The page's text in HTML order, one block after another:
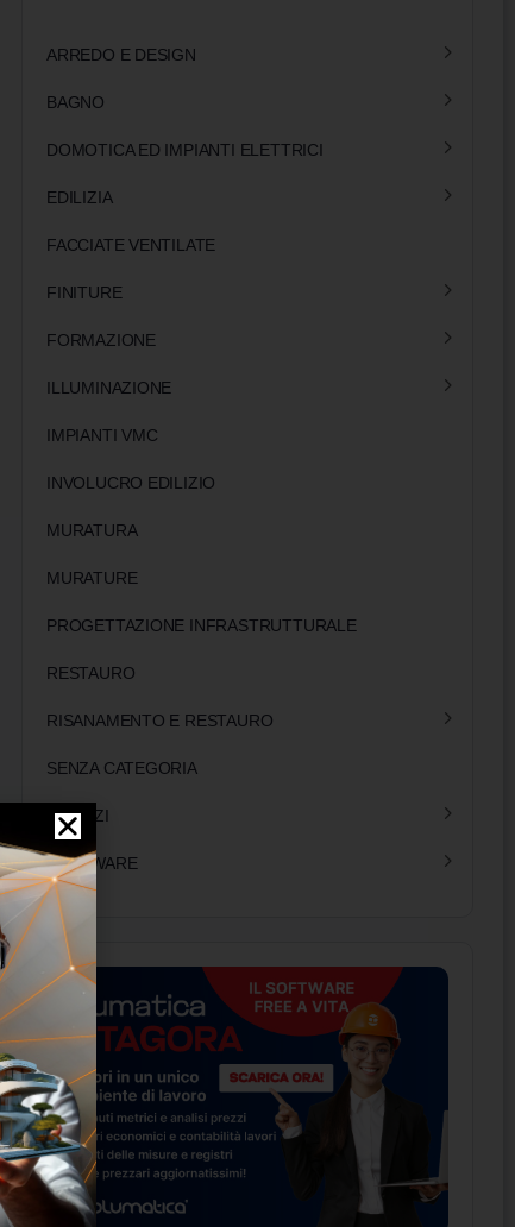
ARREDO E DESIGN
BAGNO
DOMOTICA ED IMPIANTI ELETTRICI
EDILIZIA
FACCIATE VENTILATE
FINITURE
FORMAZIONE
ILLUMINAZIONE
IMPIANTI VMC
INVOLUCRO EDILIZIO
MURATURA
MURATURE
PROGETTAZIONE INFRASTRUTTURALE
RESTAURO
RISANAMENTO E RESTAURO
SENZA CATEGORIA
SERVIZI
SOFTWARE